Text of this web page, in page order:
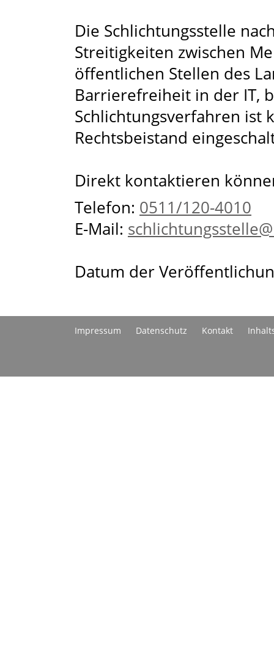
Die Schlichtungsstelle
Streitigkeiten zwischen
öffentlichen Stellen des
Barrierefreiheit in der IT,
Schlichtungsverfahren ist
Rechtsbeistand
Direkt kontaktieren
Telefon: 0511/120-4010
E-Mail:
Datum der
Impressum Datenschutz Kontakt